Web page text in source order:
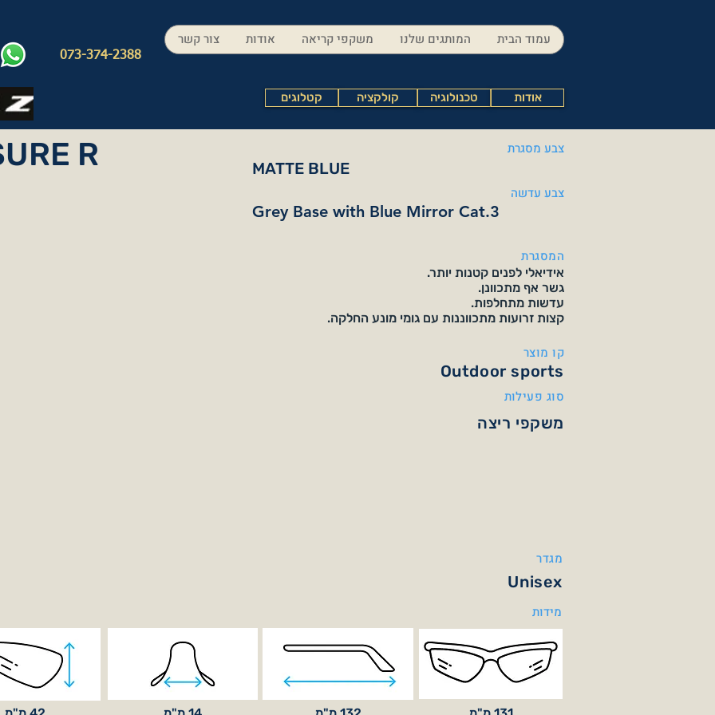
073-374-2388
עמוד הבית המותגים שלנו משקפי קריאה אודות צור קשר
קטלוגים קולקציה טכנולוגיה אודות
R צבע מסגרת
MATTE BLUE
צבע עדשה
Grey Base with Blue Mirror Cat.3
המסגרת
אידיאלי לפנים קטנות יותר.
גשר אף מתכוונן.
עדשות מתחלפות.
קצות זרועות מתכווננות עם גומי מונע החלקה.
קו מוצר
Outdoor sports
סוג פעילות
משקפי ריצה
מגדר
Unisex
מידות